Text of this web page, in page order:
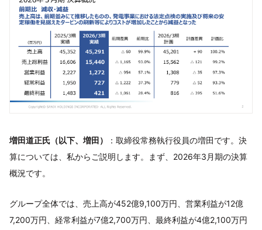
増田道正氏（以下、増田）
：取締役常務執行役員の増田です。決
算については、私からご説明します。まず、2026年3月期の決算
概況です。
グループ全体では、売上高が452億9,100万円、営業利益が12億
7,200万円、経常利益が7億2,700万円、最終利益が4億2,100万円